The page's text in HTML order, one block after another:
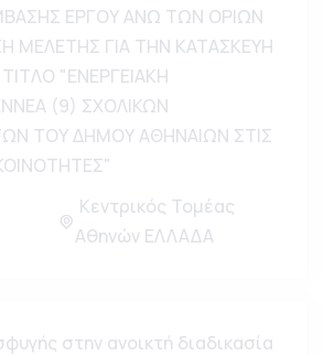
ΕΡΓΟΥ ΑΝΩ ΤΩΝ ΟΡΙΩΝ
ΜΕΛΕΤΗΣ ΓΙΑ ΤΗΝ ΚΑΤΑΣΚΕΥΗ
"ΕΝΕΡΓΕΙΑΚΗ
(9) ΣΧΟΛΙΚΩΝ
ΤΟΥ ΔΗΜΟΥ ΑΘΗΝΑΙΩΝ ΣΤΙΣ
Κεντρικός Τομέας
Αθηνών ΕΛΛΑΔΑ
στην ανοικτή διαδικασία